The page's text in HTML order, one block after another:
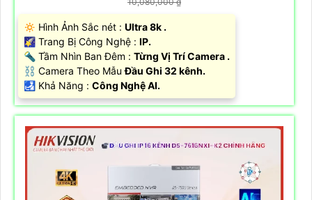
🔅 Hình Ảnh Sắc nét : Ultra 8k .
🌠 Trang Bị Công Nghệ : IP.
🔦 Tầm Nhìn Ban Đêm : Từng Vị Trí Camera .
⛓ Camera Theo MẫuĐầu Ghi 32 kênh.
️🛃 Khả Năng : Công Nghệ AI.